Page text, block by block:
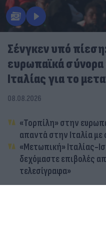
Σένγκεν υπό
ευρωπαϊκά σύνορα
Ιταλίας για το
08.08.2026
«Τορπίλη» στην
απαντά στην Ιταλία με
«Μετωπική» Ιταλίας-
δεχόμαστε επιβολές
τελεσίγραφα»